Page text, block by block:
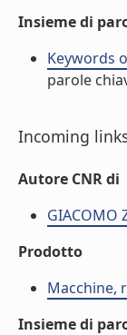
Insieme di
Keywords
parole
Incoming
Autore CNR di
GIACOMO
Prodotto
Macchine,
Insieme di